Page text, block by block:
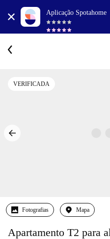
Aplicação Spotahome
VERIFICADA
Fotografias Mapa
Apartamento T2 para